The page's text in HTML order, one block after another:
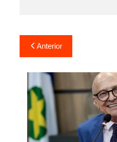
Navegação
de
Post
Anterior